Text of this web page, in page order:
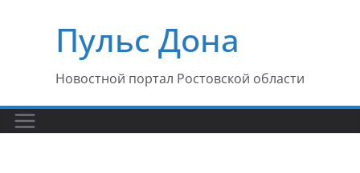
содержимомуПульс Дона
Новостной портал Ростовской области